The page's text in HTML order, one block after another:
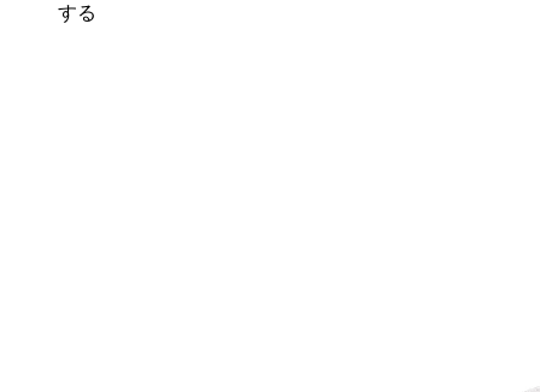
する